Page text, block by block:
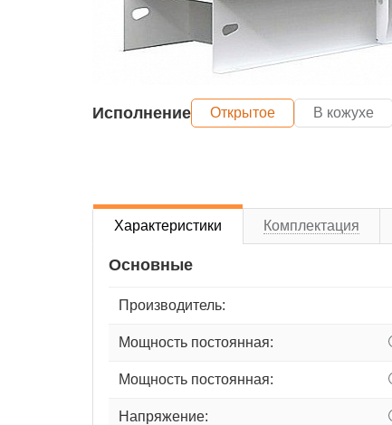
Исполнение Открытое В кожухе
Характеристики Комплектация
Основные
Производитель:
Мощность постоянная:
Мощность постоянная:
Напряжение: